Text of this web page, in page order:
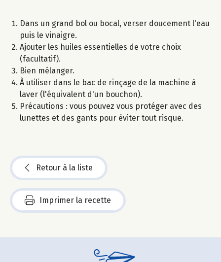
Dans un grand bol ou bocal, verser doucement l'eau
puis le vinaigre.
Ajouter les huiles essentielles de votre choix
(facultatif).
Bien mélanger.
À utiliser dans le bac de rinçage de la machine à
laver (l'équivalent d'un bouchon).
Précautions : vous pouvez vous protéger avec des
lunettes et des gants pour éviter tout risque.
Retour à la liste
Imprimer la recette